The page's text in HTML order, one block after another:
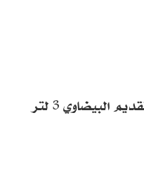
البيضاوي 3 لتر